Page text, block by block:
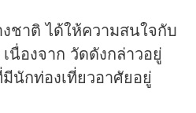
ชาติ ได้ให้ความสนใจกับ
นื่องจาก วัดดังกล่าวอยู่
นักท่องเที่ยวอาศัยอยู่